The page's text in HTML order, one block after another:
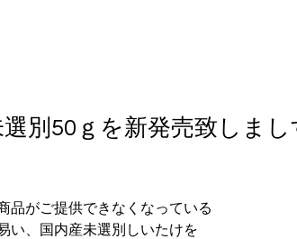
別50ｇを新発売致しまし
品がご提供できなくなっている
い、国内産未選別しいたけを